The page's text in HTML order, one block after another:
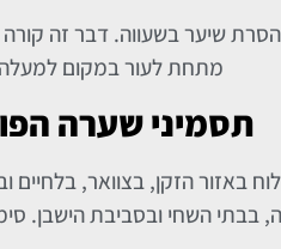
שיער בשעווה. דבר זה
מתחת לעור במקום
תסמיני שערה
באזור הזקן, בצוואר,
בבתי השחי ובסביבת הישבן.